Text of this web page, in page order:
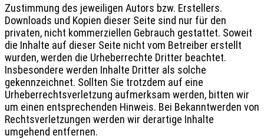
Zustimmung des jeweiligen Autors bzw. Erstellers.
Downloads und Kopien dieser Seite sind nur für den
privaten, nicht kommerziellen Gebrauch gestattet. Soweit
die Inhalte auf dieser Seite nicht vom Betreiber erstellt
wurden, werden die Urheberrechte Dritter beachtet.
Insbesondere werden Inhalte Dritter als solche
gekennzeichnet. Sollten Sie trotzdem auf eine
Urheberrechtsverletzung aufmerksam werden, bitten wir
um einen entsprechenden Hinweis. Bei Bekanntwerden von
Rechtsverletzungen werden wir derartige Inhalte
umgehend entfernen.